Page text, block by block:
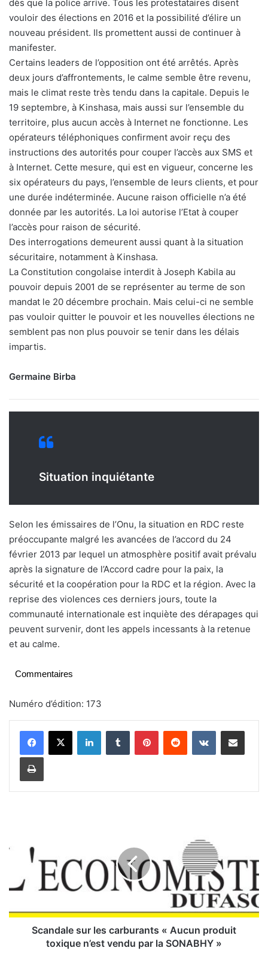
dès que la police arrive. Tous les protestataires disent
vouloir des élections en 2016 et la possibilité d’élire un
nouveau président. Ils promettent aussi de continuer à
manifester.
Certains leaders de l’opposition ont été arrêtés. Après
deux jours d’affrontements, le calme semble être revenu,
mais le climat reste très tendu dans la capitale. Depuis le
19 septembre, à Kinshasa, mais aussi sur l’ensemble du
territoire, plus aucun accès à Internet ne fonctionne. Les
opérateurs téléphoniques confirment avoir reçu des
instructions des autorités pour couper l’accès aux SMS et
à Internet. Cette mesure, qui est en vigueur, concerne les
six opérateurs du pays, l’ensemble de leurs clients, et pour
une durée indéterminée. Aucune raison officielle n’a été
donnée par les autorités. La loi autorise l’Etat à couper
l’accès pour raison de sécurité.
Des interrogations demeurent aussi quant à la situation
sécuritaire, notamment à Kinshasa.
La Constitution congolaise interdit à Joseph Kabila au
pouvoir depuis 2001 de se représenter au terme de son
mandat le 20 décembre prochain. Mais celui-ci ne semble
pas vouloir quitter le pouvoir et les nouvelles élections ne
semblent pas non plus pouvoir se tenir dans les délais
impartis.
Germaine Birba
Situation inquiétante
Selon les émissaires de l’Onu, la situation en RDC reste
préoccupante malgré les avancées de l’accord du 24
février 2013 par lequel un atmosphère positif avait prévalu
après la signature de l’Accord cadre pour la paix, la
sécurité et la coopération pour la RDC et la région. Avec la
reprise des violences ces derniers jours, toute la
communauté internationale est inquiète des dérapages qui
peuvent survenir, dont les appels incessants à la retenue
et au calme.
Commentaires
Numéro d’édition: 173
l
s
Scandale sur les carburants « Aucun produit
toxique n’est vendu par la SONABHY »